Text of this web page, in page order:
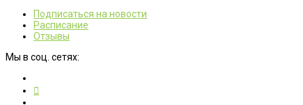
Подписаться на новости
Расписание
Отзывы
Мы в соц. сетях: